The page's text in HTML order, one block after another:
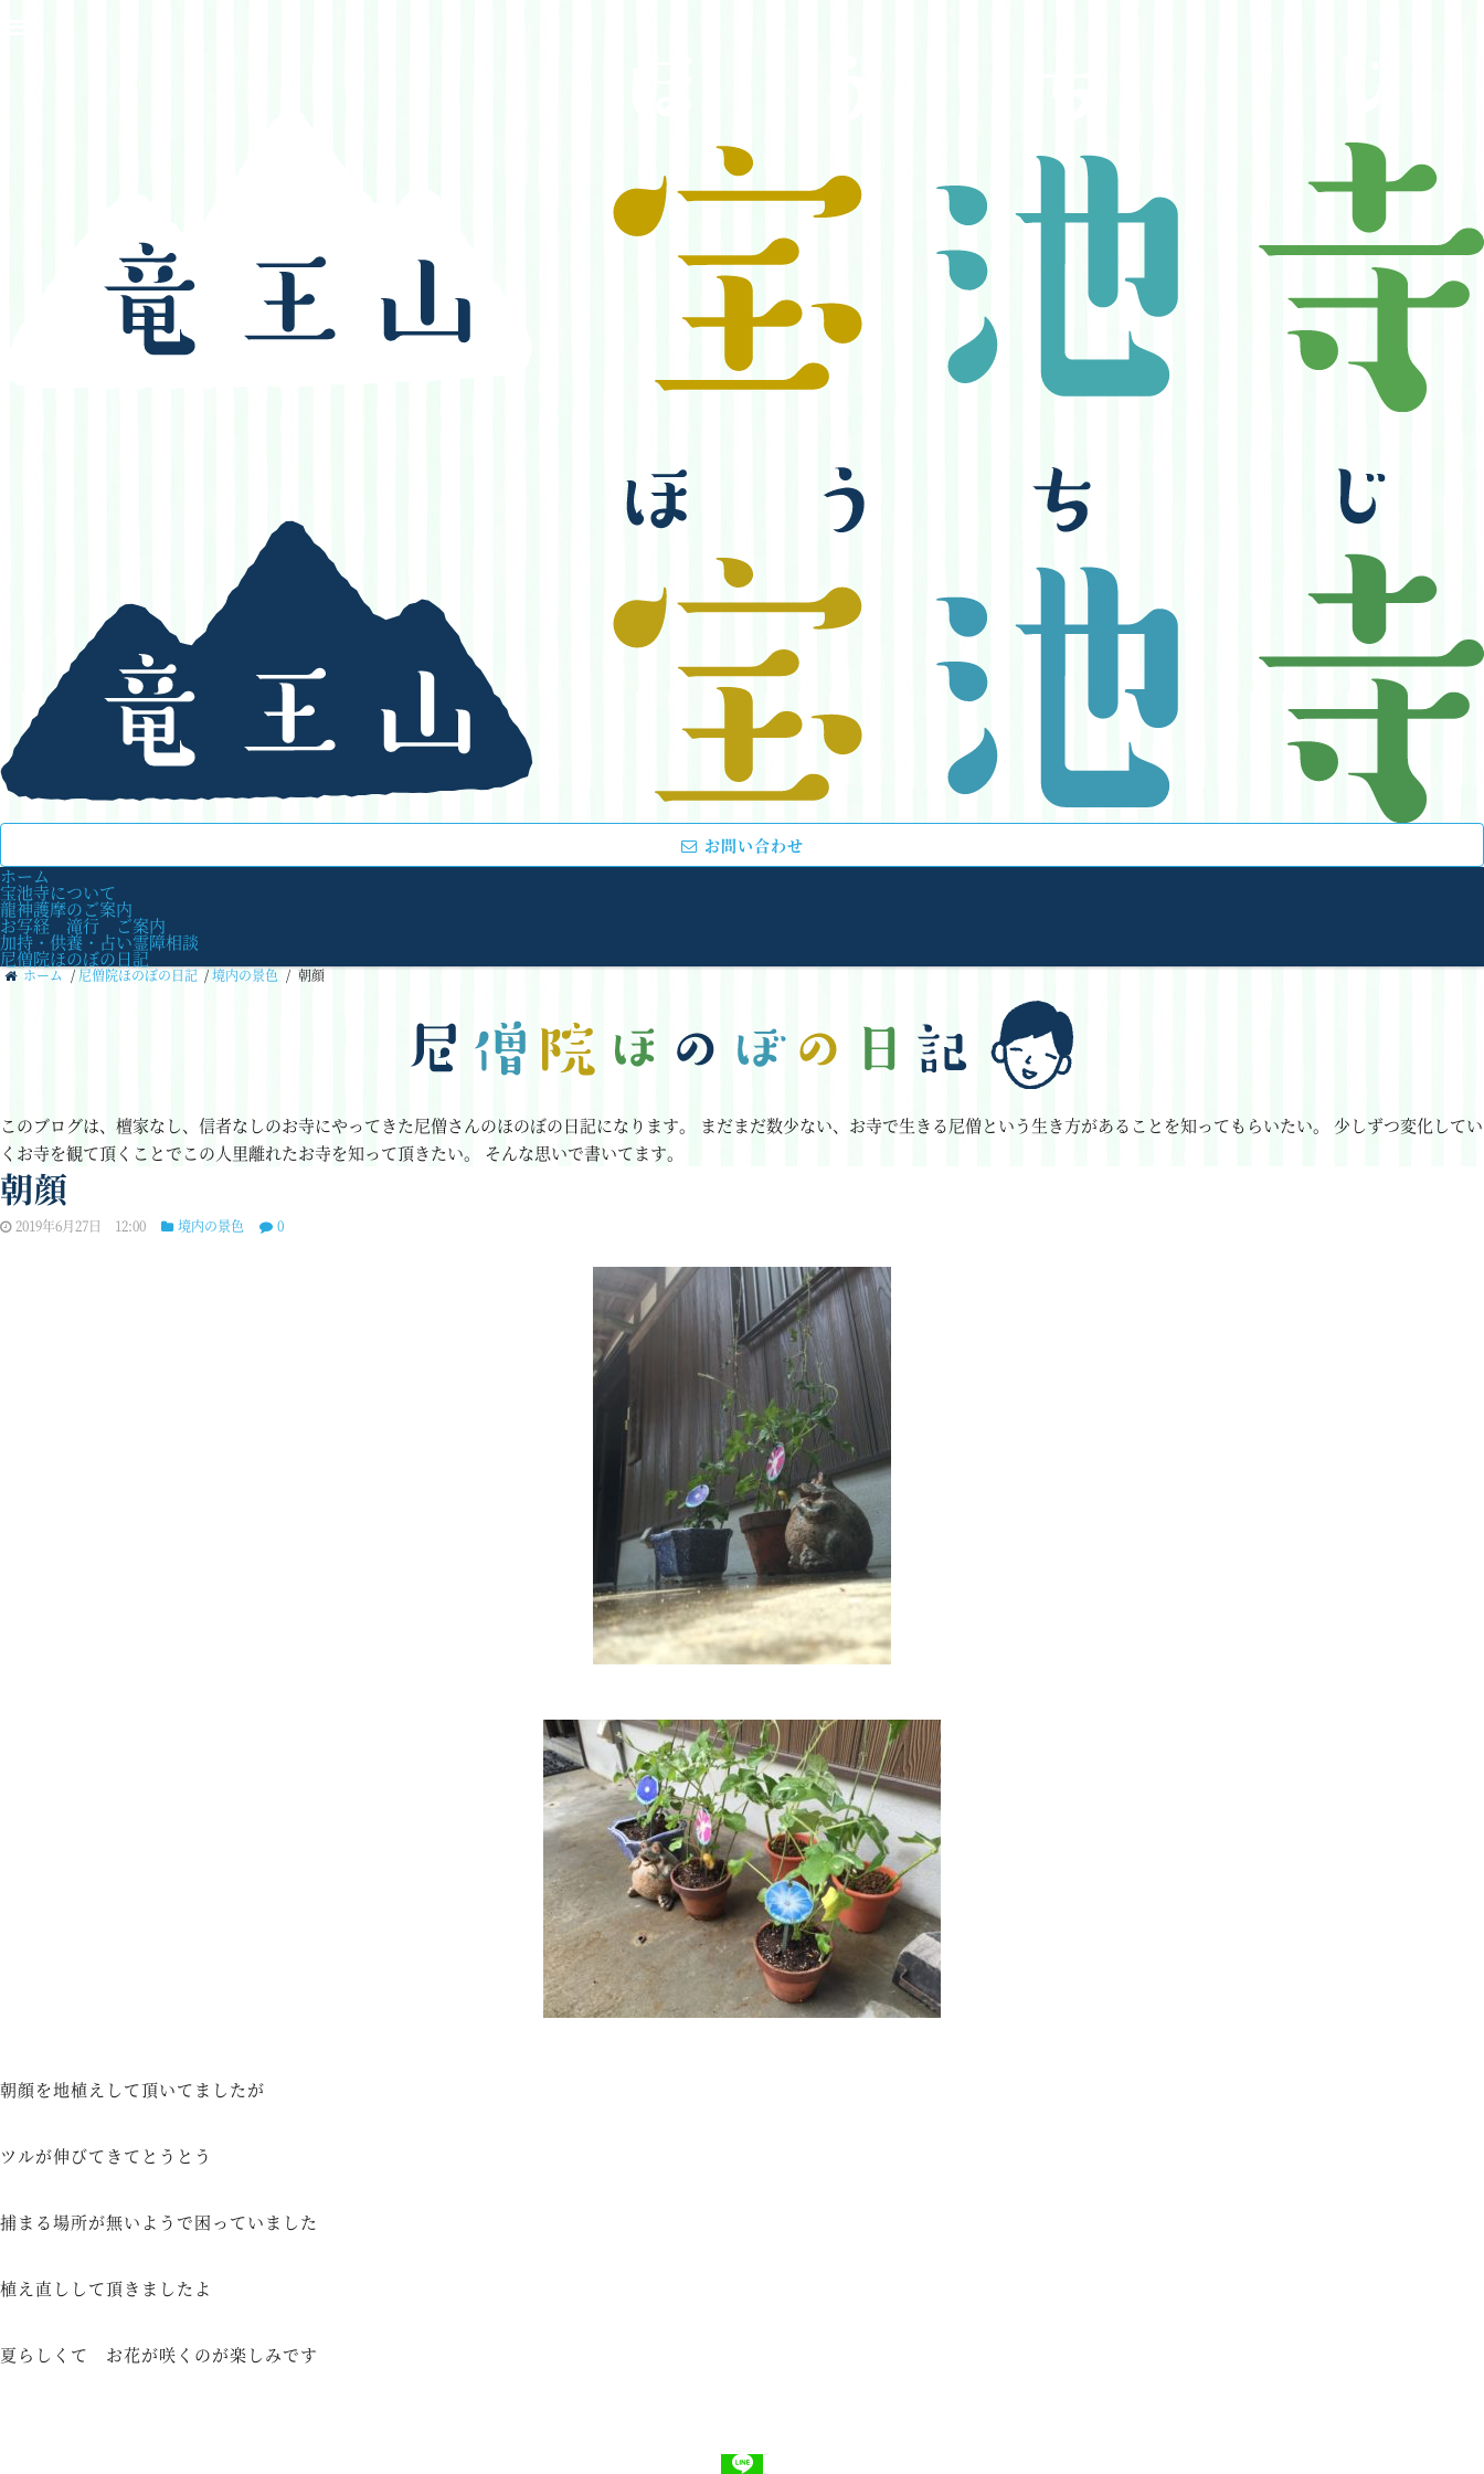
お問い合わせ
ホーム
宝池寺について
龍神護摩のご案内
お写経 滝行 ご案内
加持・供養・占い霊障相談
尼僧院ほのぼの日記
ホーム /尼僧院ほのぼの日記 /境内の景色 / 朝顔
このブログは、檀家なし、信者なしのお寺にやってきた尼僧さんのほのぼの日記になります。 まだまだ数少ない、お寺で生きる尼僧という生き方があることを知ってもらいたい。
少しずつ変化してい
くお寺を観て頂くことでこの人里離れたお寺を知って頂きたい。 そんな思いで書いてます。
朝顔
2019年6月27日 12:00 境内の景色 0
朝顔を地植えして頂いてましたが
ツルが伸びてきてとうとう
捕まる場所が無いようで困っていました
植え直しして頂きましたよ
夏らしくて お花が咲くのが楽しみです